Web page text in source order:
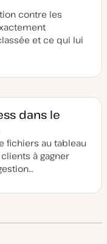
contre les
et ce qui lui
dans le
fichiers au tableau
à gagner